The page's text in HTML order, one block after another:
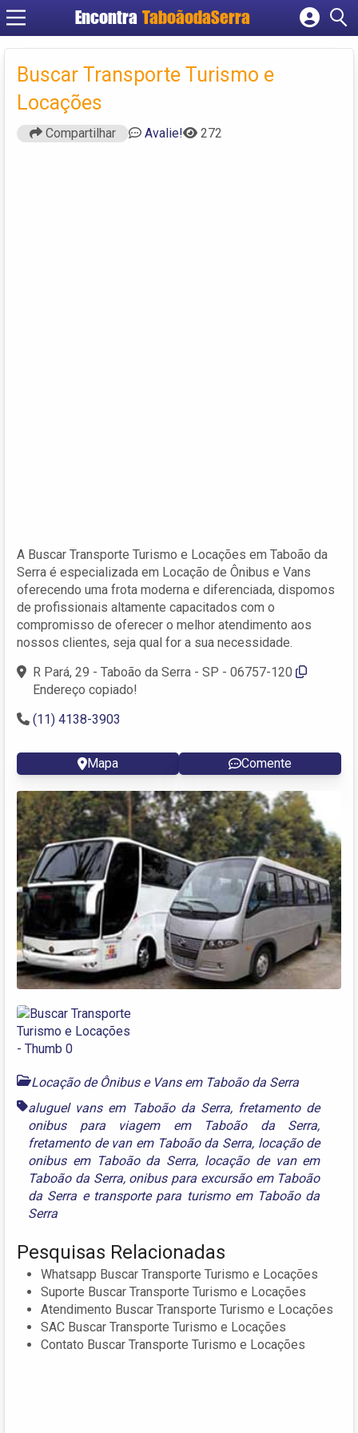
Encontra TaboãodaSerra
Cadastrar empresa
Criar conta
Buscar Transporte Turismo e
Locações
Compartilhar Avalie! 272
A Buscar Transporte Turismo e Locações em Taboão da
Serra é especializada em Locação de Ônibus e Vans
oferecendo uma frota moderna e diferenciada, dispomos
de profissionais altamente capacitados com o
compromisso de oferecer o melhor atendimento aos
nossos clientes, seja qual for a sua necessidade.
R Pará, 29 - Taboão da Serra - SP - 06757-120
Endereço copiado!
(11) 4138-3903
Mapa Comente
Locação de Ônibus e Vans em Taboão da Serra
aluguel vans em Taboão da Serra, fretamento de
onibus para viagem em Taboão da Serra,
fretamento de van em Taboão da Serra, locação de
onibus em Taboão da Serra, locação de van em
Taboão da Serra, onibus para excursão em Taboão
da Serra e transporte para turismo em Taboão da
Serra
Pesquisas Relacionadas
Whatsapp Buscar Transporte Turismo e Locações
Suporte Buscar Transporte Turismo e Locações
Atendimento Buscar Transporte Turismo e Locações
SAC Buscar Transporte Turismo e Locações
Contato Buscar Transporte Turismo e Locações